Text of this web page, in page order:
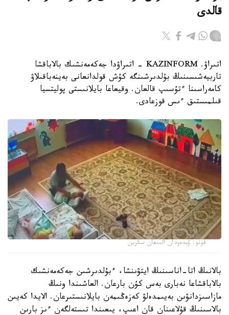
قالدى
اتىراۋ. KAZINFORM - اتىراۋدا جەكەمەنشىك بالاباقشا
تاربيەشىسىنىڭ بۇلدىرشىنگە كۇش قولدانعانى بەينەباقىلاۋ
كامەراسىنا ءتۇسىپ قالعان. وقيعاعا بايلانىستى پوليتسيا
قىلمىستىق ءىس قوزعادى.
فوتو: ۆيدەودان الىنعان سكرين
بالانىڭ اتا-اناسىنىڭ ايتۋىنشا، ءبۇلدىرشىن جەكەمەنشىك
بالاباقشاعا نەبارى بەس كۇن بارعان. العاشىندا ونىڭ
مازاسىزدانۋىن بەيىمدەلۋ كەزەڭىمەن بايلانىستىرعان. الايدا كەيىن
بالاسىنىڭ قۇلاعىنان قان اعىپ، يىعىندا تىستەلگەن ءىز بارىن